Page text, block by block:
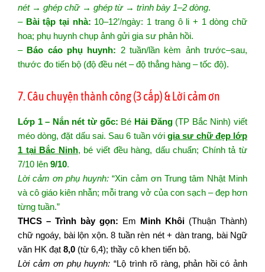
nét → ghép chữ → ghép từ → trình bày 1–2 dòng.
– Bài tập tại nhà: 10–12’/ngày: 1 trang ô li + 1 dòng chữ
hoa; phụ huynh chụp ảnh gửi gia sư phản hồi.
– Báo cáo phụ huynh: 2 tuần/lần kèm ảnh trước–sau,
thước đo tiến bộ (độ đều nét – độ thẳng hàng – tốc độ).
7. Câu chuyện thành công (3 cấp) & Lời cảm ơn
Lớp 1 – Nắn nét từ gốc: Bé Hải Đăng(TP Bắc Ninh) viết
méo dòng, đặt dấu sai. Sau 6 tuần vớigia sư chữ đẹp lớp
1 tại Bắc Ninh, bé viết đều hàng, dấu chuẩn; Chính tả từ
7/10 lên 9/10.
Lời cảm ơn phụ huynh: “Xin cảm ơn Trung tâm Nhật Minh
và cô giáo kiên nhẫn; mỗi trang vở của con sạch – đẹp hơn
từng tuần.”
THCS – Trình bày gọn: Em Minh Khôi (Thuận Thành)
chữ ngoáy, bài lộn xộn. 8 tuần rèn nét + dàn trang, bài Ngữ
văn HK đạt 8,0 (từ 6,4); thầy cô khen tiến bộ.
Lời cảm ơn phụ huynh: “Lộ trình rõ ràng, phản hồi có ảnh